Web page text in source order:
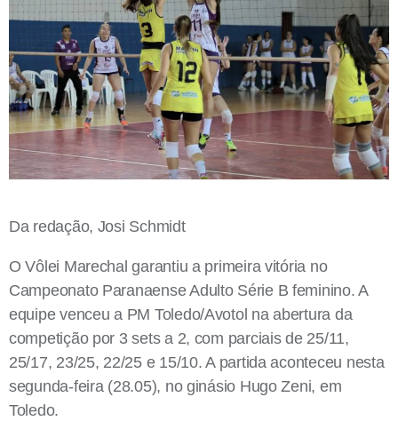
Da redação, Josi Schmidt
O Vôlei Marechal garantiu a primeira vitória no
Campeonato Paranaense Adulto Série B feminino. A
equipe venceu a PM Toledo/Avotol na abertura da
competição por 3 sets a 2, com parciais de 25/11,
25/17, 23/25, 22/25 e 15/10. A partida aconteceu nesta
segunda-feira (28.05), no ginásio Hugo Zeni, em
Toledo.